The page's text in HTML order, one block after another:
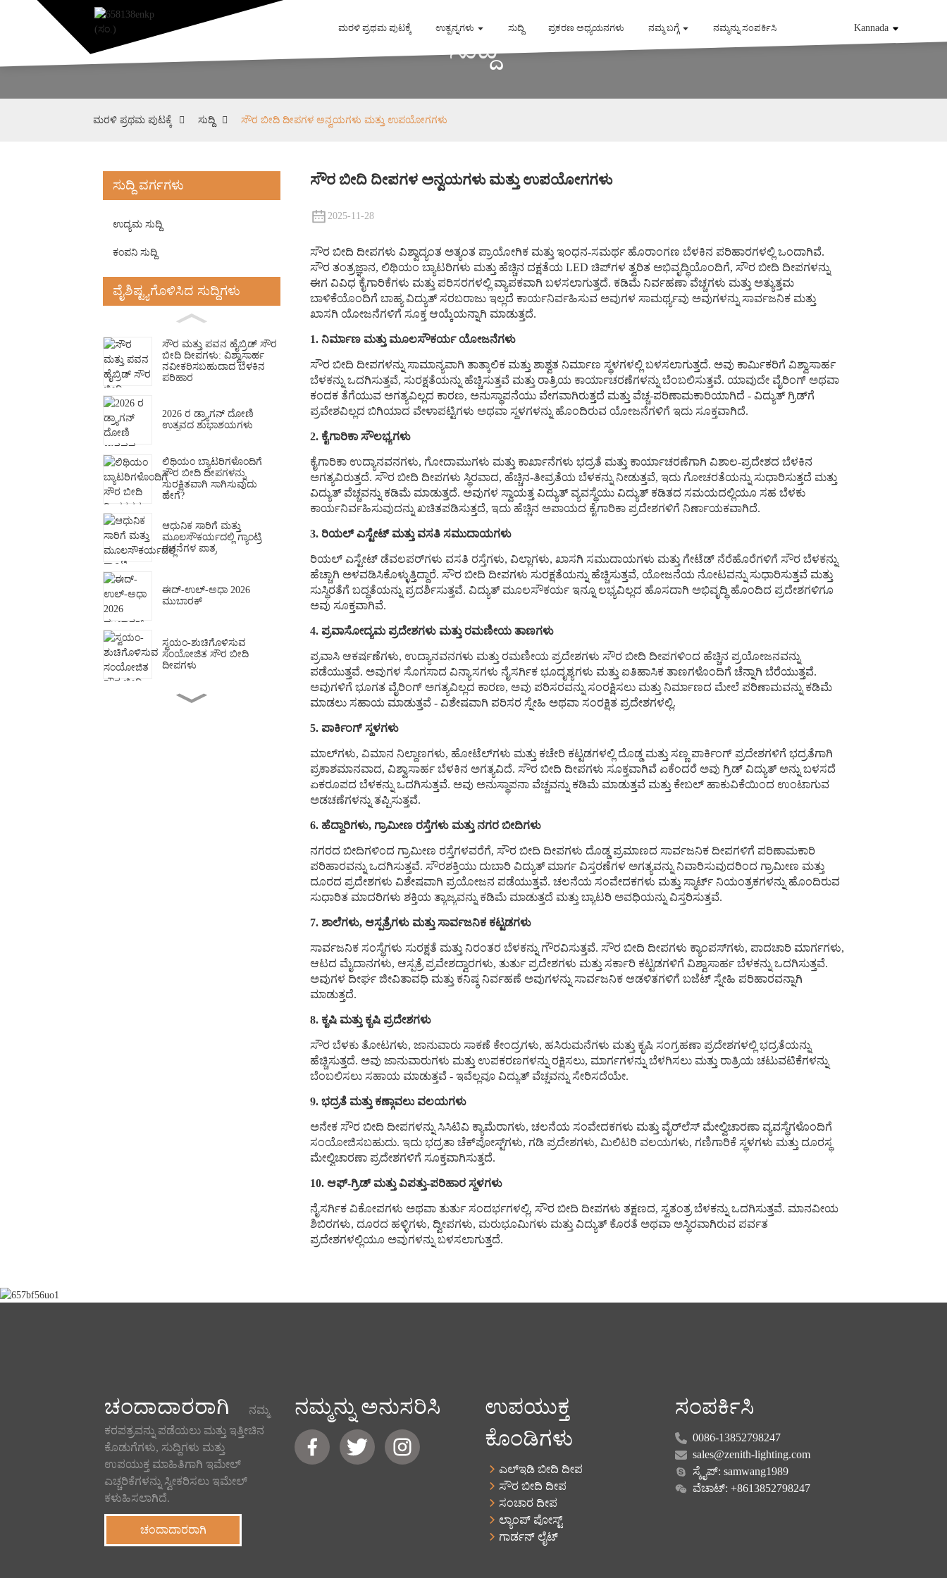
ಮರಳಿ ಪ್ರಥಮ ಪುಟಕ್ಕೆ ಉತ್ಪನ್ನಗಳು ಸುದ್ದಿ ಪ್ರಕರಣ ಅಧ್ಯಯನಗಳು ನಮ್ಮ ಬಗ್ಗೆ ನಮ್ಮನ್ನು ಸಂಪರ್ಕಿಸಿ Kannada
ಸುದ್ದಿ
ಮರಳಿ ಪ್ರಥಮ ಪುಟಕ್ಕೆ ಸುದ್ದಿ ಸೌರ ಬೀದಿ ದೀಪಗಳ ಅನ್ವಯಗಳು ಮತ್ತು ಉಪಯೋಗಗಳು
ಸುದ್ದಿ ವರ್ಗಗಳು
ಉದ್ಯಮ ಸುದ್ದಿ
ಕಂಪನಿ ಸುದ್ದಿ
ವೈಶಿಷ್ಟ್ಯಗೊಳಿಸಿದ ಸುದ್ದಿಗಳು
ಸೌರ ಮತ್ತು ಪವನ ಹೈಬ್ರಿಡ್ ಸೌರ
ಬೀದಿ ದೀಪಗಳು: ವಿಶ್ವಾಸಾರ್ಹ
ನವೀಕರಿಸಬಹುದಾದ ಬೆಳಕಿನ
ಪರಿಹಾರ
2026 ರ ಡ್ರ್ಯಾಗನ್ ದೋಣಿ
ಉತ್ಸವದ ಶುಭಾಶಯಗಳು
ಲಿಥಿಯಂ ಬ್ಯಾಟರಿಗಳೊಂದಿಗೆ
ಸೌರ ಬೀದಿ ದೀಪಗಳನ್ನು
ಸುರಕ್ಷಿತವಾಗಿ ಸಾಗಿಸುವುದು
ಹೇಗೆ?
ಆಧುನಿಕ ಸಾರಿಗೆ ಮತ್ತು
ಮೂಲಸೌಕರ್ಯದಲ್ಲಿ ಗ್ಯಾಂಟ್ರಿ
ರಚನೆಗಳ ಪಾತ್ರ
ಈದ್-ಉಲ್-ಅಧಾ 2026
ಮುಬಾರಕ್
ಸ್ವಯಂ-ಶುಚಿಗೊಳಿಸುವ
ಸಂಯೋಜಿತ ಸೌರ ಬೀದಿ
ದೀಪಗಳು
ಮರಳು ಮತ್ತು ಗಾಳಿ ಪ್ರದೇಶಗಳಿಗೆ
ಸೌರ ಬೀದಿ ದೀಪಗಳ ಅನ್ವಯಗಳು ಮತ್ತು ಉಪಯೋಗಗಳು
2025-11-28
ಸೌರ ಬೀದಿ ದೀಪಗಳು ವಿಶ್ವಾದ್ಯಂತ ಅತ್ಯಂತ ಪ್ರಾಯೋಗಿಕ ಮತ್ತು ಇಂಧನ-ಸಮರ್ಥ ಹೊರಾಂಗಣ ಬೆಳಕಿನ ಪರಿಹಾರಗಳಲ್ಲಿ ಒಂದಾಗಿವೆ.
ಸೌರ ತಂತ್ರಜ್ಞಾನ, ಲಿಥಿಯಂ ಬ್ಯಾಟರಿಗಳು ಮತ್ತು ಹೆಚ್ಚಿನ ದಕ್ಷತೆಯ LED ಚಿಪ್‌ಗಳ ತ್ವರಿತ ಅಭಿವೃದ್ಧಿಯೊಂದಿಗೆ, ಸೌರ ಬೀದಿ ದೀಪಗಳನ್ನು
ಈಗ ವಿವಿಧ ಕೈಗಾರಿಕೆಗಳು ಮತ್ತು ಪರಿಸರಗಳಲ್ಲಿ ವ್ಯಾಪಕವಾಗಿ ಬಳಸಲಾಗುತ್ತದೆ. ಕಡಿಮೆ ನಿರ್ವಹಣಾ ವೆಚ್ಚಗಳು ಮತ್ತು ಅತ್ಯುತ್ತಮ
ಬಾಳಿಕೆಯೊಂದಿಗೆ ಬಾಹ್ಯ ವಿದ್ಯುತ್ ಸರಬರಾಜು ಇಲ್ಲದೆ ಕಾರ್ಯನಿರ್ವಹಿಸುವ ಅವುಗಳ ಸಾಮರ್ಥ್ಯವು ಅವುಗಳನ್ನು ಸಾರ್ವಜನಿಕ ಮತ್ತು
ಖಾಸಗಿ ಯೋಜನೆಗಳಿಗೆ ಸೂಕ್ತ ಆಯ್ಕೆಯನ್ನಾಗಿ ಮಾಡುತ್ತದೆ.
1. ನಿರ್ಮಾಣ ಮತ್ತು ಮೂಲಸೌಕರ್ಯ ಯೋಜನೆಗಳು
ಸೌರ ಬೀದಿ ದೀಪಗಳನ್ನು ಸಾಮಾನ್ಯವಾಗಿ ತಾತ್ಕಾಲಿಕ ಮತ್ತು ಶಾಶ್ವತ ನಿರ್ಮಾಣ ಸ್ಥಳಗಳಲ್ಲಿ ಬಳಸಲಾಗುತ್ತದೆ. ಅವು ಕಾರ್ಮಿಕರಿಗೆ ವಿಶ್ವಾಸಾರ್ಹ
ಬೆಳಕನ್ನು ಒದಗಿಸುತ್ತವೆ, ಸುರಕ್ಷತೆಯನ್ನು ಹೆಚ್ಚಿಸುತ್ತವೆ ಮತ್ತು ರಾತ್ರಿಯ ಕಾರ್ಯಾಚರಣೆಗಳನ್ನು ಬೆಂಬಲಿಸುತ್ತವೆ. ಯಾವುದೇ ವೈರಿಂಗ್ ಅಥವಾ
ಕಂದಕ ತೆಗೆಯುವ ಅಗತ್ಯವಿಲ್ಲದ ಕಾರಣ, ಅನುಸ್ಥಾಪನೆಯು ವೇಗವಾಗಿರುತ್ತದೆ ಮತ್ತು ವೆಚ್ಚ-ಪರಿಣಾಮಕಾರಿಯಾಗಿದೆ - ವಿದ್ಯುತ್ ಗ್ರಿಡ್‌ಗೆ
ಪ್ರವೇಶವಿಲ್ಲದ ಬಿಗಿಯಾದ ವೇಳಾಪಟ್ಟಿಗಳು ಅಥವಾ ಸ್ಥಳಗಳನ್ನು ಹೊಂದಿರುವ ಯೋಜನೆಗಳಿಗೆ ಇದು ಸೂಕ್ತವಾಗಿದೆ.
2. ಕೈಗಾರಿಕಾ ಸೌಲಭ್ಯಗಳು
ಕೈಗಾರಿಕಾ ಉದ್ಯಾನವನಗಳು, ಗೋದಾಮುಗಳು ಮತ್ತು ಕಾರ್ಖಾನೆಗಳು ಭದ್ರತೆ ಮತ್ತು ಕಾರ್ಯಾಚರಣೆಗಾಗಿ ವಿಶಾಲ-ಪ್ರದೇಶದ ಬೆಳಕಿನ
ಅಗತ್ಯವಿರುತ್ತದೆ. ಸೌರ ಬೀದಿ ದೀಪಗಳು ಸ್ಥಿರವಾದ, ಹೆಚ್ಚಿನ-ತೀವ್ರತೆಯ ಬೆಳಕನ್ನು ನೀಡುತ್ತವೆ, ಇದು ಗೋಚರತೆಯನ್ನು ಸುಧಾರಿಸುತ್ತದೆ ಮತ್ತು
ವಿದ್ಯುತ್ ವೆಚ್ಚವನ್ನು ಕಡಿಮೆ ಮಾಡುತ್ತದೆ. ಅವುಗಳ ಸ್ವಾಯತ್ತ ವಿದ್ಯುತ್ ವ್ಯವಸ್ಥೆಯು ವಿದ್ಯುತ್ ಕಡಿತದ ಸಮಯದಲ್ಲಿಯೂ ಸಹ ಬೆಳಕು
ಕಾರ್ಯನಿರ್ವಹಿಸುವುದನ್ನು ಖಚಿತಪಡಿಸುತ್ತದೆ, ಇದು ಹೆಚ್ಚಿನ ಅಪಾಯದ ಕೈಗಾರಿಕಾ ಪ್ರದೇಶಗಳಿಗೆ ನಿರ್ಣಾಯಕವಾಗಿದೆ.
3. ರಿಯಲ್ ಎಸ್ಟೇಟ್ ಮತ್ತು ವಸತಿ ಸಮುದಾಯಗಳು
ರಿಯಲ್ ಎಸ್ಟೇಟ್ ಡೆವಲಪರ್‌ಗಳು ವಸತಿ ರಸ್ತೆಗಳು, ವಿಲ್ಲಾಗಳು, ಖಾಸಗಿ ಸಮುದಾಯಗಳು ಮತ್ತು ಗೇಟೆಡ್ ನೆರೆಹೊರೆಗಳಿಗೆ ಸೌರ ಬೆಳಕನ್ನು
ಹೆಚ್ಚಾಗಿ ಅಳವಡಿಸಿಕೊಳ್ಳುತ್ತಿದ್ದಾರೆ. ಸೌರ ಬೀದಿ ದೀಪಗಳು ಸುರಕ್ಷತೆಯನ್ನು ಹೆಚ್ಚಿಸುತ್ತವೆ, ಯೋಜನೆಯ ನೋಟವನ್ನು ಸುಧಾರಿಸುತ್ತವೆ ಮತ್ತು
ಸುಸ್ಥಿರತೆಗೆ ಬದ್ಧತೆಯನ್ನು ಪ್ರದರ್ಶಿಸುತ್ತವೆ. ವಿದ್ಯುತ್ ಮೂಲಸೌಕರ್ಯ ಇನ್ನೂ ಲಭ್ಯವಿಲ್ಲದ ಹೊಸದಾಗಿ ಅಭಿವೃದ್ಧಿ ಹೊಂದಿದ ಪ್ರದೇಶಗಳಿಗೂ
ಅವು ಸೂಕ್ತವಾಗಿವೆ.
4. ಪ್ರವಾಸೋದ್ಯಮ ಪ್ರದೇಶಗಳು ಮತ್ತು ರಮಣೀಯ ತಾಣಗಳು
ಪ್ರವಾಸಿ ಆಕರ್ಷಣೆಗಳು, ಉದ್ಯಾನವನಗಳು ಮತ್ತು ರಮಣೀಯ ಪ್ರದೇಶಗಳು ಸೌರ ಬೀದಿ ದೀಪಗಳಿಂದ ಹೆಚ್ಚಿನ ಪ್ರಯೋಜನವನ್ನು
ಪಡೆಯುತ್ತವೆ. ಅವುಗಳ ಸೊಗಸಾದ ವಿನ್ಯಾಸಗಳು ನೈಸರ್ಗಿಕ ಭೂದೃಶ್ಯಗಳು ಮತ್ತು ಐತಿಹಾಸಿಕ ತಾಣಗಳೊಂದಿಗೆ ಚೆನ್ನಾಗಿ ಬೆರೆಯುತ್ತವೆ.
ಅವುಗಳಿಗೆ ಭೂಗತ ವೈರಿಂಗ್ ಅಗತ್ಯವಿಲ್ಲದ ಕಾರಣ, ಅವು ಪರಿಸರವನ್ನು ಸಂರಕ್ಷಿಸಲು ಮತ್ತು ನಿರ್ಮಾಣದ ಮೇಲೆ ಪರಿಣಾಮವನ್ನು ಕಡಿಮೆ
ಮಾಡಲು ಸಹಾಯ ಮಾಡುತ್ತವೆ - ವಿಶೇಷವಾಗಿ ಪರಿಸರ ಸ್ನೇಹಿ ಅಥವಾ ಸಂರಕ್ಷಿತ ಪ್ರದೇಶಗಳಲ್ಲಿ.
5. ಪಾರ್ಕಿಂಗ್ ಸ್ಥಳಗಳು
ಮಾಲ್‌ಗಳು, ವಿಮಾನ ನಿಲ್ದಾಣಗಳು, ಹೋಟೆಲ್‌ಗಳು ಮತ್ತು ಕಚೇರಿ ಕಟ್ಟಡಗಳಲ್ಲಿ ದೊಡ್ಡ ಮತ್ತು ಸಣ್ಣ ಪಾರ್ಕಿಂಗ್ ಪ್ರದೇಶಗಳಿಗೆ ಭದ್ರತೆಗಾಗಿ
ಪ್ರಕಾಶಮಾನವಾದ, ವಿಶ್ವಾಸಾರ್ಹ ಬೆಳಕಿನ ಅಗತ್ಯವಿದೆ. ಸೌರ ಬೀದಿ ದೀಪಗಳು ಸೂಕ್ತವಾಗಿವೆ ಏಕೆಂದರೆ ಅವು ಗ್ರಿಡ್ ವಿದ್ಯುತ್ ಅನ್ನು ಬಳಸದೆ
ಏಕರೂಪದ ಬೆಳಕನ್ನು ಒದಗಿಸುತ್ತವೆ. ಅವು ಅನುಸ್ಥಾಪನಾ ವೆಚ್ಚವನ್ನು ಕಡಿಮೆ ಮಾಡುತ್ತವೆ ಮತ್ತು ಕೇಬಲ್ ಹಾಕುವಿಕೆಯಿಂದ ಉಂಟಾಗುವ
ಅಡಚಣೆಗಳನ್ನು ತಪ್ಪಿಸುತ್ತವೆ.
6. ಹೆದ್ದಾರಿಗಳು, ಗ್ರಾಮೀಣ ರಸ್ತೆಗಳು ಮತ್ತು ನಗರ ಬೀದಿಗಳು
ನಗರದ ಬೀದಿಗಳಿಂದ ಗ್ರಾಮೀಣ ರಸ್ತೆಗಳವರೆಗೆ, ಸೌರ ಬೀದಿ ದೀಪಗಳು ದೊಡ್ಡ ಪ್ರಮಾಣದ ಸಾರ್ವಜನಿಕ ದೀಪಗಳಿಗೆ ಪರಿಣಾಮಕಾರಿ
ಪರಿಹಾರವನ್ನು ಒದಗಿಸುತ್ತವೆ. ಸೌರಶಕ್ತಿಯು ದುಬಾರಿ ವಿದ್ಯುತ್ ಮಾರ್ಗ ವಿಸ್ತರಣೆಗಳ ಅಗತ್ಯವನ್ನು ನಿವಾರಿಸುವುದರಿಂದ ಗ್ರಾಮೀಣ ಮತ್ತು
ದೂರದ ಪ್ರದೇಶಗಳು ವಿಶೇಷವಾಗಿ ಪ್ರಯೋಜನ ಪಡೆಯುತ್ತವೆ. ಚಲನೆಯ ಸಂವೇದಕಗಳು ಮತ್ತು ಸ್ಮಾರ್ಟ್ ನಿಯಂತ್ರಕಗಳನ್ನು ಹೊಂದಿರುವ
ಸುಧಾರಿತ ಮಾದರಿಗಳು ಶಕ್ತಿಯ ತ್ಯಾಜ್ಯವನ್ನು ಕಡಿಮೆ ಮಾಡುತ್ತದೆ ಮತ್ತು ಬ್ಯಾಟರಿ ಅವಧಿಯನ್ನು ವಿಸ್ತರಿಸುತ್ತವೆ.
7. ಶಾಲೆಗಳು, ಆಸ್ಪತ್ರೆಗಳು ಮತ್ತು ಸಾರ್ವಜನಿಕ ಕಟ್ಟಡಗಳು
ಸಾರ್ವಜನಿಕ ಸಂಸ್ಥೆಗಳು ಸುರಕ್ಷತೆ ಮತ್ತು ನಿರಂತರ ಬೆಳಕನ್ನು ಗೌರವಿಸುತ್ತವೆ. ಸೌರ ಬೀದಿ ದೀಪಗಳು ಕ್ಯಾಂಪಸ್‌ಗಳು, ಪಾದಚಾರಿ ಮಾರ್ಗಗಳು,
ಆಟದ ಮೈದಾನಗಳು, ಆಸ್ಪತ್ರೆ ಪ್ರವೇಶದ್ವಾರಗಳು, ತುರ್ತು ಪ್ರದೇಶಗಳು ಮತ್ತು ಸರ್ಕಾರಿ ಕಟ್ಟಡಗಳಿಗೆ ವಿಶ್ವಾಸಾರ್ಹ ಬೆಳಕನ್ನು ಒದಗಿಸುತ್ತವೆ.
ಅವುಗಳ ದೀರ್ಘ ಜೀವಿತಾವಧಿ ಮತ್ತು ಕನಿಷ್ಠ ನಿರ್ವಹಣೆ ಅವುಗಳನ್ನು ಸಾರ್ವಜನಿಕ ಆಡಳಿತಗಳಿಗೆ ಬಜೆಟ್ ಸ್ನೇಹಿ ಪರಿಹಾರವನ್ನಾಗಿ
ಮಾಡುತ್ತದೆ.
8. ಕೃಷಿ ಮತ್ತು ಕೃಷಿ ಪ್ರದೇಶಗಳು
ಸೌರ ಬೆಳಕು ತೋಟಗಳು, ಜಾನುವಾರು ಸಾಕಣೆ ಕೇಂದ್ರಗಳು, ಹಸಿರುಮನೆಗಳು ಮತ್ತು ಕೃಷಿ ಸಂಗ್ರಹಣಾ ಪ್ರದೇಶಗಳಲ್ಲಿ ಭದ್ರತೆಯನ್ನು
ಹೆಚ್ಚಿಸುತ್ತದೆ. ಅವು ಜಾನುವಾರುಗಳು ಮತ್ತು ಉಪಕರಣಗಳನ್ನು ರಕ್ಷಿಸಲು, ಮಾರ್ಗಗಳನ್ನು ಬೆಳಗಿಸಲು ಮತ್ತು ರಾತ್ರಿಯ ಚಟುವಟಿಕೆಗಳನ್ನು
ಬೆಂಬಲಿಸಲು ಸಹಾಯ ಮಾಡುತ್ತವೆ - ಇವೆಲ್ಲವೂ ವಿದ್ಯುತ್ ವೆಚ್ಚವನ್ನು ಸೇರಿಸದೆಯೇ.
9. ಭದ್ರತೆ ಮತ್ತು ಕಣ್ಗಾವಲು ವಲಯಗಳು
ಅನೇಕ ಸೌರ ಬೀದಿ ದೀಪಗಳನ್ನು ಸಿಸಿಟಿವಿ ಕ್ಯಾಮೆರಾಗಳು, ಚಲನೆಯ ಸಂವೇದಕಗಳು ಮತ್ತು ವೈರ್‌ಲೆಸ್ ಮೇಲ್ವಿಚಾರಣಾ ವ್ಯವಸ್ಥೆಗಳೊಂದಿಗೆ
ಸಂಯೋಜಿಸಬಹುದು. ಇದು ಭದ್ರತಾ ಚೆಕ್‌ಪೋಸ್ಟ್‌ಗಳು, ಗಡಿ ಪ್ರದೇಶಗಳು, ಮಿಲಿಟರಿ ವಲಯಗಳು, ಗಣಿಗಾರಿಕೆ ಸ್ಥಳಗಳು ಮತ್ತು ದೂರಸ್ಥ
ಮೇಲ್ವಿಚಾರಣಾ ಪ್ರದೇಶಗಳಿಗೆ ಸೂಕ್ತವಾಗಿಸುತ್ತದೆ.
10. ಆಫ್-ಗ್ರಿಡ್ ಮತ್ತು ವಿಪತ್ತು-ಪರಿಹಾರ ಸ್ಥಳಗಳು
ನೈಸರ್ಗಿಕ ವಿಕೋಪಗಳು ಅಥವಾ ತುರ್ತು ಸಂದರ್ಭಗಳಲ್ಲಿ, ಸೌರ ಬೀದಿ ದೀಪಗಳು ತಕ್ಷಣದ, ಸ್ವತಂತ್ರ ಬೆಳಕನ್ನು ಒದಗಿಸುತ್ತವೆ. ಮಾನವೀಯ
ಶಿಬಿರಗಳು, ದೂರದ ಹಳ್ಳಿಗಳು, ದ್ವೀಪಗಳು, ಮರುಭೂಮಿಗಳು ಮತ್ತು ವಿದ್ಯುತ್ ಕೊರತೆ ಅಥವಾ ಅಸ್ಥಿರವಾಗಿರುವ ಪರ್ವತ
ಪ್ರದೇಶಗಳಲ್ಲಿಯೂ ಅವುಗಳನ್ನು ಬಳಸಲಾಗುತ್ತದೆ.
ಚಂದಾದಾರರಾಗಿ
ನಮ್ಮ
ಕರಪತ್ರವನ್ನು ಪಡೆಯಲು ಮತ್ತು ಇತ್ತೀಚಿನ
ಕೊಡುಗೆಗಳು, ಸುದ್ದಿಗಳು ಮತ್ತು
ಉಪಯುಕ್ತ ಮಾಹಿತಿಗಾಗಿ ಇಮೇಲ್
ಎಚ್ಚರಿಕೆಗಳನ್ನು ಸ್ವೀಕರಿಸಲು ಇಮೇಲ್
ಕಳುಹಿಸಲಾಗಿದೆ.
ಚಂದಾದಾರರಾಗಿ
ನಮ್ಮನ್ನು ಅನುಸರಿಸಿ
ಉಪಯುಕ್ತ
ಕೊಂಡಿಗಳು
ಎಲ್ಇಡಿ ಬೀದಿ ದೀಪ
ಸೌರ ಬೀದಿ ದೀಪ
ಸಂಚಾರ ದೀಪ
ಲ್ಯಾಂಪ್ ಪೋಸ್ಟ್
ಗಾರ್ಡನ್ ಲೈಟ್
ಸಂಪರ್ಕಿಸಿ
0086-13852798247
sales@zenith-lighting.com
ಸ್ಕೈಪ್: samwang1989
ವೆಚಾಟ್: +8613852798247